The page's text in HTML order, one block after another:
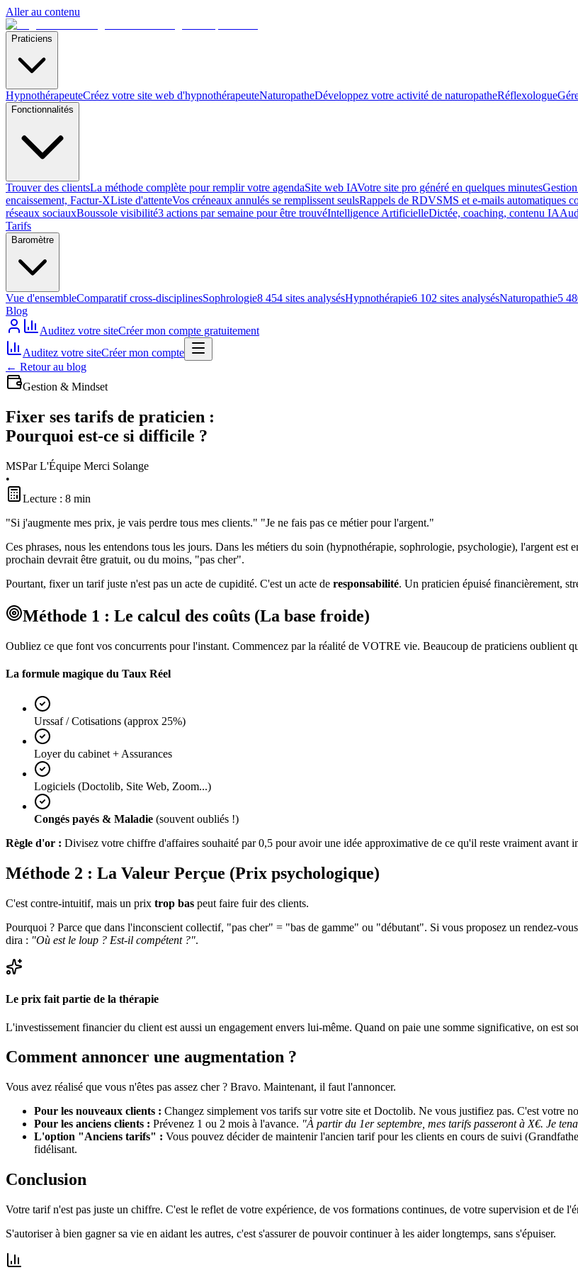
Aller au contenu
Praticiens
HypnothérapeuteCréez votre site web d'hypnothérapeuteNaturopatheDéveloppez votre activité de naturopatheRéflexologue
Fonctionnalités
Trouver des clientsLa méthode complète pour remplir votre agendaSite web IAVotre site pro généré en quelques minutes
encaissement, Factur-XListe d'attenteVos créneaux annulés se remplissent seulsRappels de RDVSMS et e-mails automatiques
réseaux sociauxBoussole visibilité3 actions par semaine pour être trouvéIntelligence ArtificielleDictée, coaching, contenu IA
Tarifs
Baromètre
Vue d'ensembleComparatif cross-disciplinesSophrologie8 454 sites analysésHypnothérapie6 102 sites analysésNaturopathie5
Blog
Auditez votre siteCréer mon compte gratuitement
Auditez votre siteCréer mon compte
← Retour au blog
Gestion & Mindset
Fixer ses tarifs de praticien :
Pourquoi est-ce si difficile ?
MSPar L'Équipe Merci Solange
•
Lecture : 8 min
"Si j'augmente mes prix, je vais perdre tous mes clients." "Je ne fais pas ce métier pour l'argent."
Ces phrases, nous les entendons tous les jours. Dans les métiers du soin (hypnothérapie, sophrologie, psychologie), l'argent
prochain devrait être gratuit, ou du moins, "pas cher".
Pourtant, fixer un tarif juste n'est pas un acte de cupidité. C'est un acte de responsabilité. Un praticien épuisé financièrement,
Méthode 1 : Le calcul des coûts (La base froide)
Oubliez ce que font vos concurrents pour l'instant. Commencez par la réalité de VOTRE vie. Beaucoup de praticiens oublient
La formule magique du Taux Réel
Urssaf / Cotisations (approx 25%)
Loyer du cabinet + Assurances
Logiciels (Doctolib, Site Web, Zoom...)
Congés payés & Maladie (souvent oubliés !)
Règle d'or : Divisez votre chiffre d'affaires souhaité par 0,5 pour avoir une idée approximative de ce qu'il reste vraiment avant
Méthode 2 : La Valeur Perçue (Prix psychologique)
C'est contre-intuitif, mais un prix trop bas peut faire fuir des clients.
Pourquoi ? Parce que dans l'inconscient collectif, "pas cher" = "bas de gamme" ou "débutant". Si vous proposez un rendez-
dira : "Où est le loup ? Est-il compétent ?".
Le prix fait partie de la thérapie
L'investissement financier du client est aussi un engagement envers lui-même. Quand on paie une somme significative, on est
Comment annoncer une augmentation ?
Vous avez réalisé que vous n'êtes pas assez cher ? Bravo. Maintenant, il faut l'annoncer.
Pour les nouveaux clients : Changez simplement vos tarifs sur votre site et Doctolib. Ne vous justifiez pas. C'est votre
Pour les anciens clients : Prévenez 1 ou 2 mois à l'avance. "À partir du 1er septembre, mes tarifs passeront à X€. Je
L'option "Anciens tarifs" : Vous pouvez décider de maintenir l'ancien tarif pour les clients en cours de suivi
fidélisant.
Conclusion
Votre tarif n'est pas juste un chiffre. C'est le reflet de votre expérience, de vos formations continues, de votre supervision et de
S'autoriser à bien gagner sa vie en aidant les autres, c'est s'assurer de pouvoir continuer à les aider longtemps, sans s'épuiser.